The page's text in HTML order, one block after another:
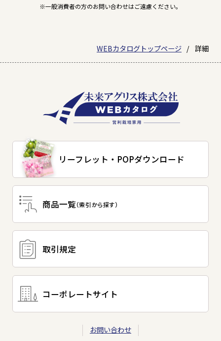
一般消費者の方のお問い合わせはご遠慮ください。
WEBカタログトップページ 詳細
リーフレット・ POPダウンロード
商品一覧（索引から探す）
取引規定
コーポレートサイト
お問い合わせ